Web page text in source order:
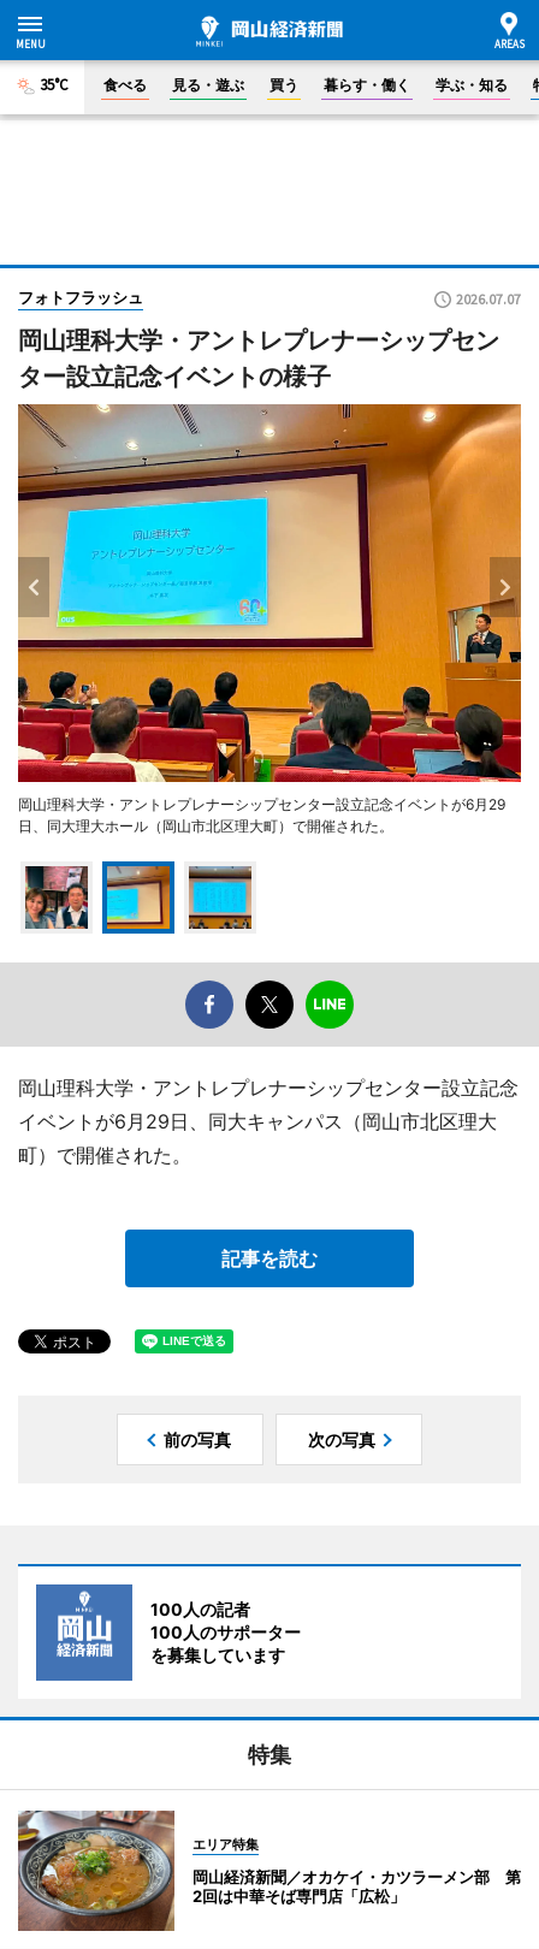
35°C 食べる 見る・遊ぶ 買う 暮らす・働く 学ぶ・知る
フォトフラッシュ 2026.07.07
岡山理科大学・アントレプレナーシップセン
ター設立記念イベントの様子
岡山理科大学・アントレプレナーシップセンター設立記念イベントが6月29
日、同大理大ホール（岡山市北区理大町）で開催された。
岡山理科大学・アントレプレナーシップセンター設立記念
イベントが6月29日、同大キャンパス（岡山市北区理大
町）で開催された。
記事を読む
前の写真 次の写真
100人の記者
100人のサポーター
を募集しています
特集
エリア特集
岡山経済新聞／オカケイ・カツラーメン部 第
2回は中華そば専門店「広松」